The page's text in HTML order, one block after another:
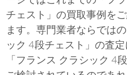
チェスト」の買取事例を
ます。専門業者ならでは
ック 4段チェスト」の査定
「フランス クラシック 4